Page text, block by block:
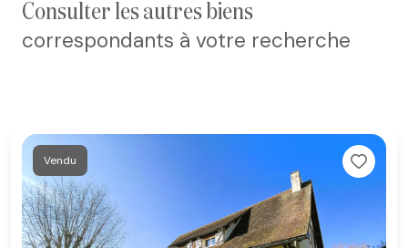
consulter les autres biens
correspondants à votre recherche
Vendu